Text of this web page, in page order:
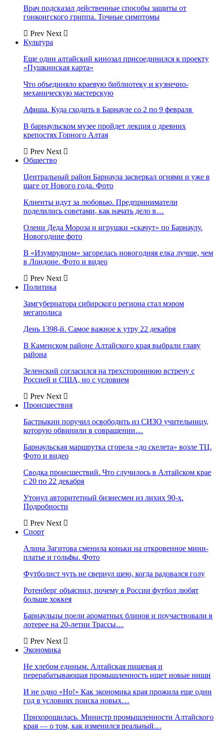
Врач подсказал действенные способы защиты от
гонконгского гриппа. Точные симптомы
Prev Next
Культура
Еще один алтайский кинозал присоединился к проекту
«Пушкинская карта»
Что объединяло краевую библиотеку и кузнечно-
механическую мастерскую
Афиша. Куда сходить в Барнауле со 2 по 9 февраля
В барнаульском музее пройдет лекция о древних
крепостях Горного Алтая
Prev Next
Общество
Центральный район Барнаула засверкал огнями и уже в
шаге от Нового года. Фото
Клиенты идут за любовью. Предприниматели
поделились советами, как начать дело в…
Олени Деда Мороза и игрушки «скачут» по Барнаулу.
Новогодние фото
В «Изумрудном» загорелась новогодняя елка лучше, чем
в Лондоне. Фото и видео
Prev Next
Политика
Замгубернатора сибирского региона стал мэром
мегаполиса
День 1398-й. Самое важное к утру 22 декабря
В Каменском районе Алтайского края выбрали главу
района
Зеленский согласился на трехстороннюю встречу с
Россией и США, но с условием
Prev Next
Происшествия
Бастрыкин поручил освободить из СИЗО учительницу,
которую обвинили в совращении…
Барнаульская маршрутка сгорела «до скелета» возле ТЦ.
Фото и видео
Сводка происшествий. Что случилось в Алтайском крае
с 20 по 22 декабря
Утонул авторитетный бизнесмен из лихих 90-х.
Подробности
Prev Next
Спорт
Алина Загитова сменила коньки на откровенное мини-
платье и гольфы. Фото
Футболист чуть не свернул шею, когда радовался голу
Ротенберг объяснил, почему в России футбол любят
больше хоккея
Барнаульцы поели ароматных блинов и поучаствовали в
лотерее на 20-летии Трассы…
Prev Next
Экономика
Не хлебом единым. Алтайская пищевая и
перерабатывающая промышленность ищет новые ниши
И не одно «Но!» Как экономика края прожила еще один
год в условиях поиска новых…
Прихорошилась. Министр промышленности Алтайского
края — о том, как изменился реальный…